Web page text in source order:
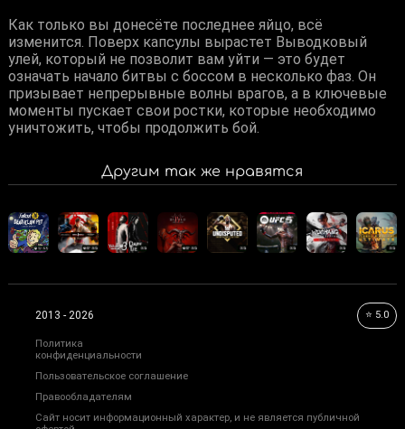
Как только вы донесёте последнее яйцо, всё
изменится. Поверх капсулы вырастет Выводковый
улей, который не позволит вам уйти — это будет
означать начало битвы с боссом в несколько фаз. Он
призывает непрерывные волны врагов, а в ключевые
моменты пускает свои ростки, которые необходимо
Другим так же нравятся
2013 - 2026 ⭐ 5.0
Политика
конфиденциальности
Пользовательское соглашение
Правообладателям
Сайт носит информационный характер, и не является публичной